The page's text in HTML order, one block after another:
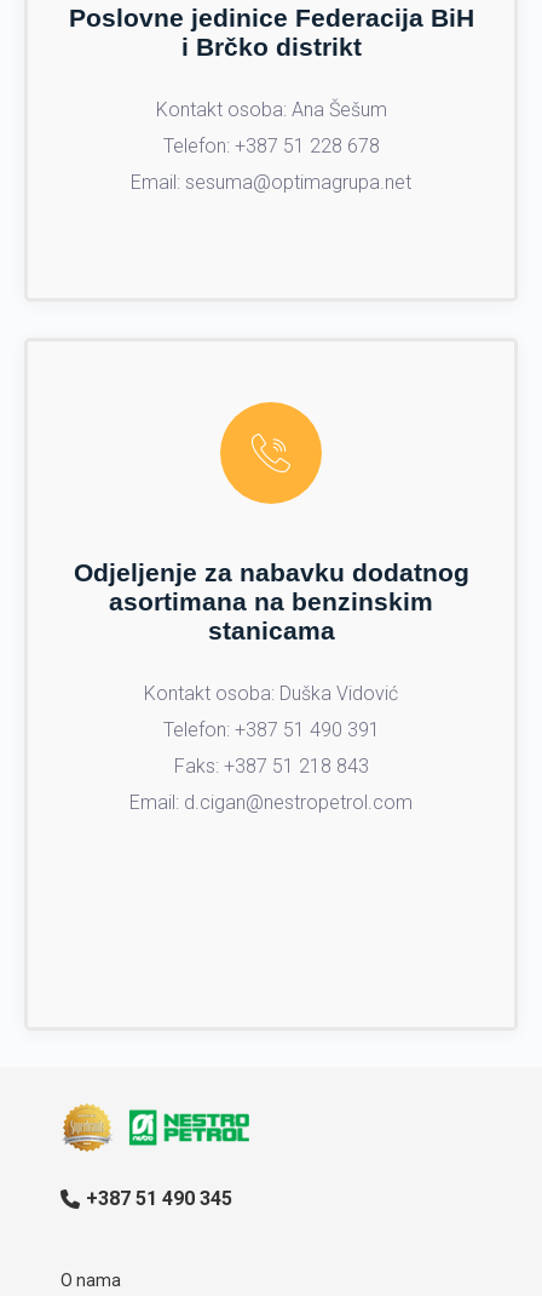
Poslovne jedinice Federacija BiH
i Brčko distrikt
Kontakt osoba: Ana Šešum
Telefon: +387 51 228 678
Email: sesuma@optimagrupa.net
Odjeljenje za nabavku dodatnog
asortimana na benzinskim
stanicama
Kontakt osoba: Duška Vidović
Telefon: +387 51 490 391
Faks: +387 51 218 843
Email: d.cigan@nestropetrol.com
+387 51 490 345
O nama